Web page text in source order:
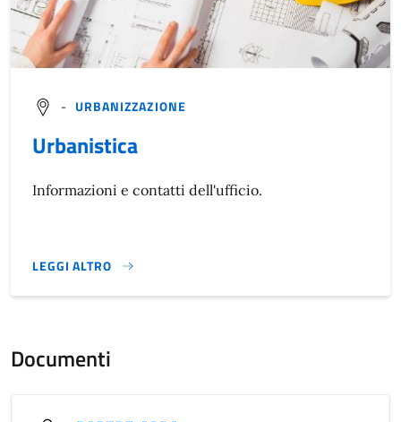
- URBANIZZAZIONE
Urbanistica
Informazioni e contatti dell'ufficio.
LEGGI ALTRO
}
Documenti